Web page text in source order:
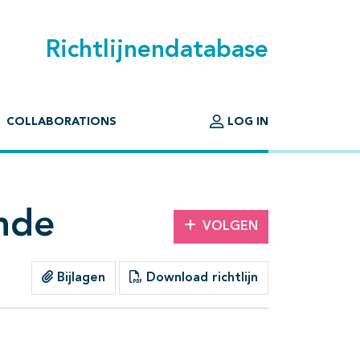
Richtlijnendatabase
COLLABORATIONS LOG IN
VOLGEN
Bijlagen Download richtlijn